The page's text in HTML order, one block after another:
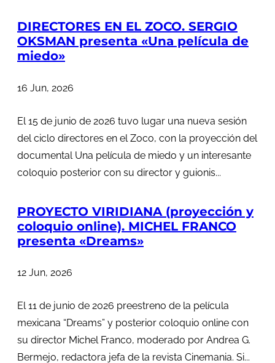
DIRECTORES EN EL ZOCO. SERGIO
OKSMAN presenta «Una película de
miedo»
16 Jun, 2026
El 15 de junio de 2026 tuvo lugar una nueva sesión
del ciclo directores en el Zoco, con la proyección del
documental Una película de miedo y un interesante
coloquio posterior con su director y guionis...
PROYECTO VIRIDIANA (proyección y
coloquio online). MICHEL FRANCO
presenta «Dreams»
12 Jun, 2026
El 11 de junio de 2026 preestreno de la película
mexicana “Dreams” y posterior coloquio online con
su director Michel Franco, moderado por Andrea G.
Bermejo, redactora jefa de la revista Cinemania. Si...